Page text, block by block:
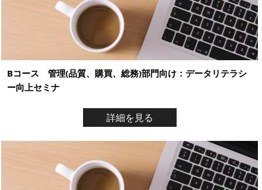
Bコース 管理(品質、購買、総務)部門向け：データリテラシ
ー向上セミナ
詳細を見る